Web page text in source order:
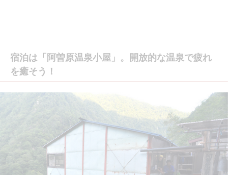
宿泊は「阿曽原温泉小屋」。開放的な温泉で疲れ
を癒そう！